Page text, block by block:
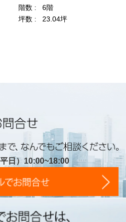
日）10:00~18:00